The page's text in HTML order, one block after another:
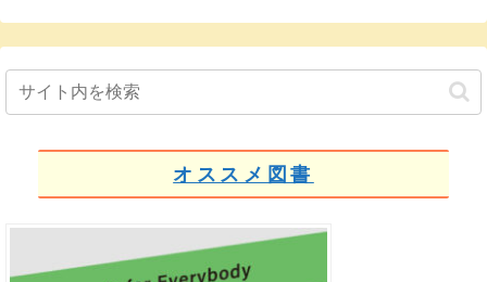
オススメ図書